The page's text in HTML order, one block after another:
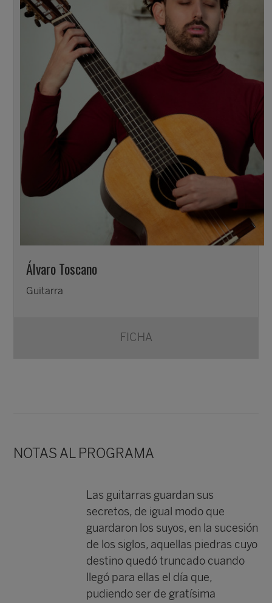
Álvaro Toscano
Guitarra
FICHA
NOTAS AL PROGRAMA
Las guitarras guardan sus
secretos, de igual modo que
guardaron los suyos, en la sucesión
de los siglos, aquellas piedras cuyo
destino quedó truncado cuando
llegó para ellas el día que,
pudiendo ser de gratísima